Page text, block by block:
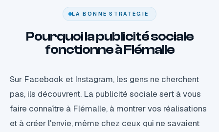
LA BONNE STRATÉGIE
Pourquoi la publicité sociale
fonctionne à Flémalle
Sur Facebook et Instagram, les gens ne cherchent
pas, ils découvrent. La publicité sociale sert à vous
faire connaître à Flémalle, à montrer vos réalisations
et à créer l'envie, même chez ceux qui ne savaient